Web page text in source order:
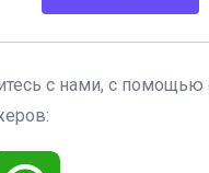
компании
с нами, с